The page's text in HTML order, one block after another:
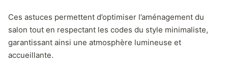
Ces astuces permettent d’optimiser l’aménagement du
salon tout en respectant les codes du style minimaliste,
garantissant ainsi une atmosphère lumineuse et
accueillante.